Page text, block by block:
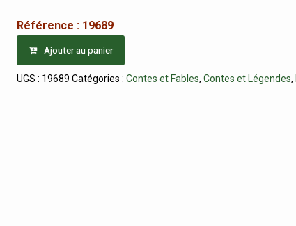
Référence : 19689
Ajouter au panier
UGS : 19689 Catégories :Contes et Fables,Contes et Légendes,